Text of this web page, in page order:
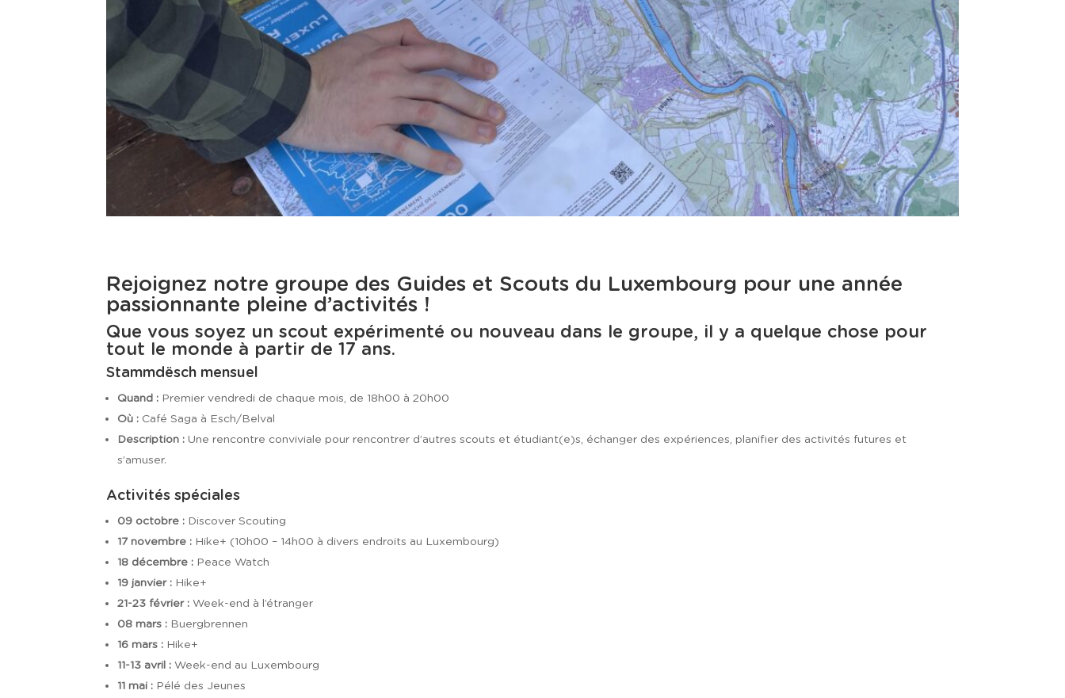
Rejoignez notre groupe des Guides et Scouts du Luxembourg pour une année
passionnante pleine d’activités !
Que vous soyez un scout expérimenté ou nouveau dans le groupe, il y a quelque chose pour
tout le monde à partir de 17 ans.
Stammdësch mensuel
Quand : Premier vendredi de chaque mois, de 18h00 à 20h00
Où : Café Saga à Esch/Belval
Description : Une rencontre conviviale pour rencontrer d’autres scouts et étudiant(e)s, échanger des expériences, planifier des activités futures et
s’amuser.
Activités spéciales
09 octobre : Discover Scouting
17 novembre : Hike+ (10h00 – 14h00 à divers endroits au Luxembourg)
18 décembre : Peace Watch
19 janvier : Hike+
21-23 février : Week-end à l’étranger
08 mars : Buergbrennen
16 mars : Hike+
11-13 avril : Week-end au Luxembourg
11 mai : Pélé des Jeunes